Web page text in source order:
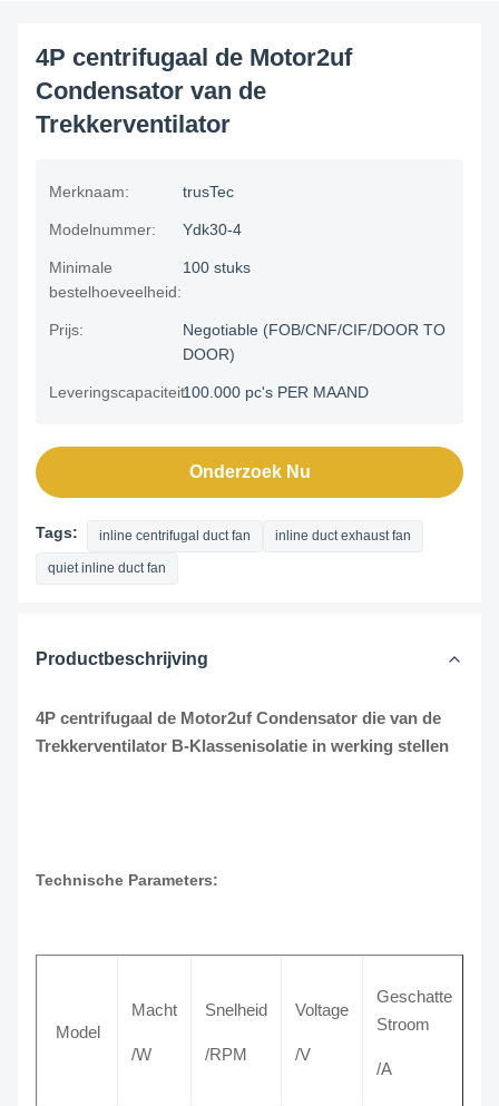
4P centrifugaal de Motor2uf
Condensator van de
Trekkerventilator
Merknaam: trusTec
Modelnummer: Ydk30-4
Minimale
bestelhoeveelheid:
100 stuks
Prijs:
Negotiable (FOB/CNF/CIF/DOOR TO
DOOR)
Leveringscapaciteit:100.000 pc's PER MAAND
Onderzoek Nu
Tags: inline centrifugal duct fan inline duct exhaust fan
quiet inline duct fan
Productbeschrijving
4P centrifugaal de Motor2uf Condensator die van de
Trekkerventilator B-Klassenisolatie in werking stellen
Technische Parameters:
Model
Macht
/W
Snelheid
/RPM
Voltage
/V
Geschatte
Stroom
/A